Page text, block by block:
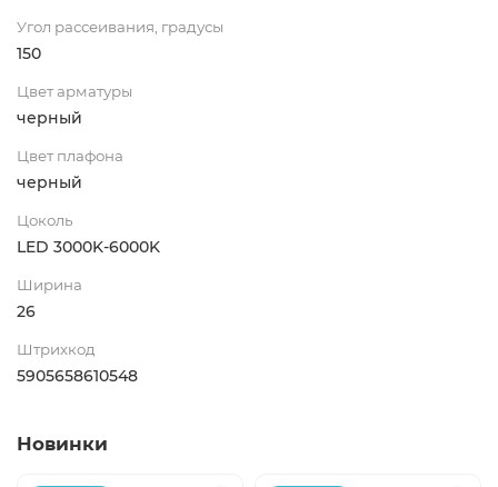
Угол рассеивания, градусы
150
Цвет арматуры
черный
Цвет плафона
черный
Цоколь
LED 3000K-6000K
Ширина
26
Штрихкод
5905658610548
Новинки